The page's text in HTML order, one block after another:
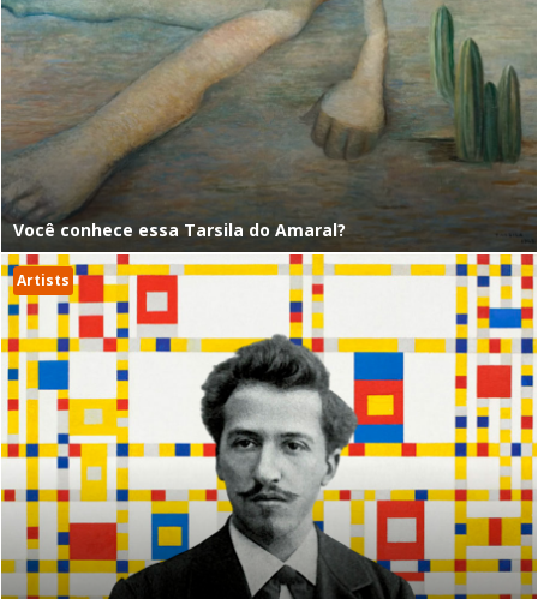
Você conhece essa Tarsila do Amaral?
Artists